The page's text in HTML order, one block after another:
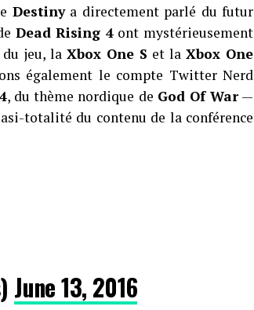
Destinya directement parlé du futur
Dead Rising 4ont mystérieusement
jeu, la Xbox One S et la Xbox One
également le compte Twitter Nerd
, du thème nordique de God Of War—
totalité du contenu de la conférence
June 13, 2016